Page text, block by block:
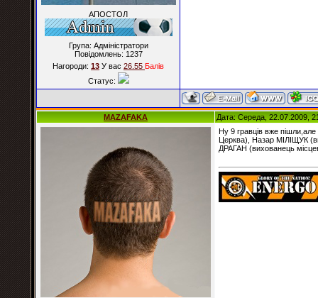
АПОСТОЛ
Група: Адміністратори
Повідомлень: 1237
Нагороди: 13 У вас 26.55 Балiв
Статус:
MAZAFAKA Дата: Середа, 22.07.2009,
Ну 9 гравців вже
Церква), Назар МІЛІЩУК
ДРАГАН (вихованець